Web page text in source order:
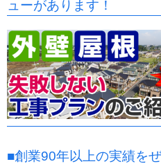
ューがあります！
■創業90年以上の実績を